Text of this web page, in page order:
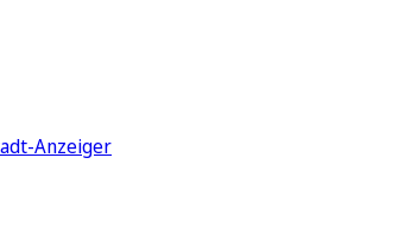
Anzeiger